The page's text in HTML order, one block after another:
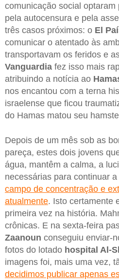
comunicação social
pela autocensura e pela
três casos próximos: o El
comunicar o atentado às
transportavam os feridos e
Vanguardia fez isso mais
atribuindo a notícia ao
nos encantou com a terna
israelense que ficou
do Hamas matou seu
Depois de um mês sob as
pareça, estes dois jovens
água, mantêm a calma, a
necessárias para continuar
campo de concentração e
atualmente. Isto certamente
primeira vez na história.
crônicas. E na sexta-feira
Zaanoun conseguiu enviar-
fotos do lotado hospital Al-
imagens foi, mais uma vez,
decidimos publicar apenas